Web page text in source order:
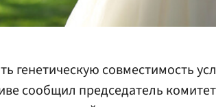
генетическую совместимость
сообщил председатель